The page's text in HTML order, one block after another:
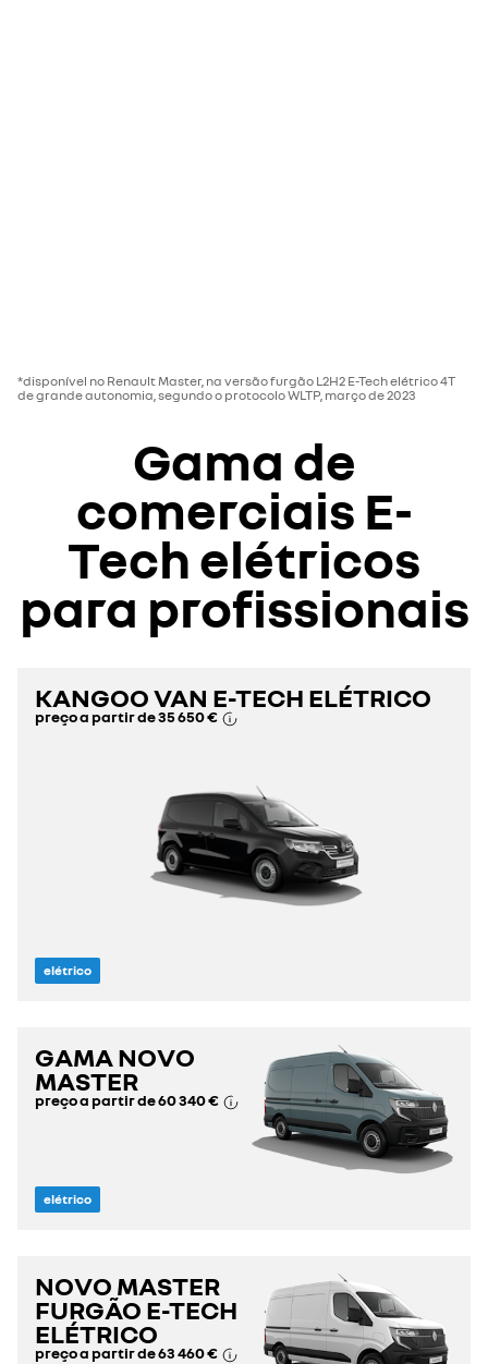
*disponível no Renault Master, na versão furgão L2H2 E-Tech elétrico 4T
de grande autonomia, segundo o protocolo WLTP, março de 2023
Gama de
comerciais E-
Tech elétricos
para profissionais
KANGOO VAN E-TECH ELÉTRICO
preço a partir de35 650 €
elétrico
GAMA NOVO
MASTER
preço a partir de60 340 €
elétrico
NOVO MASTER
FURGÃO E-TECH
ELÉTRICO
preço a partir de63 460 €